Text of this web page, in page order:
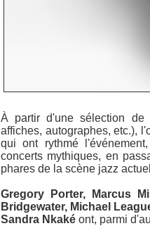
À partir d'une sélection de
affiches, autographes, etc.),
qui ont rythmé
concerts mythiques, en
phares de la scène jazz
Gregory Porter, Marcus
Bridgewater, Michael
Sandra Nkaké ont, parmi